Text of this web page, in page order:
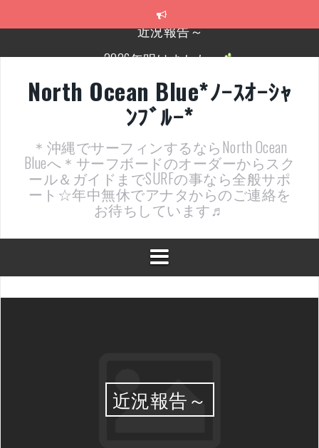
2026年明けました〜
近況報告ww
ヤッチマッターーーー！！！
支部長就任報告と支部予選・検定開催決定！
North Ocean Blue*ﾉｰｽｵｰｼｬ
ﾝﾌﾞﾙｰ*
＊沖縄でサーフィンするならNorth Ocean
Blueへ＊サーフボードのオーダーからスク
ール＆ガイドまでSURFの事なら全般サポ
ート☆年中無休でアナタからのご連絡を
お待ちしています♬
近況報告～